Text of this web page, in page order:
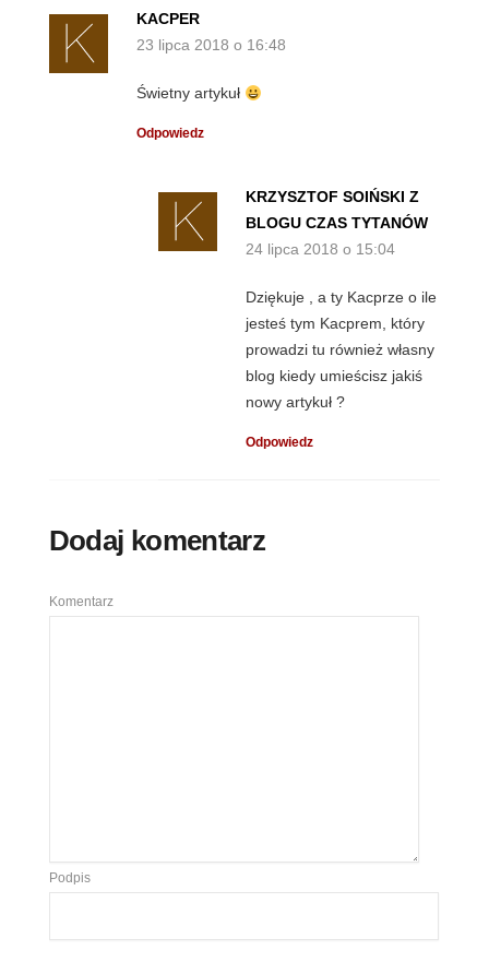
KACPER
23 lipca 2018 o 16:48
Świetny artykuł
Odpowiedz
KRZYSZTOF SOIŃSKI Z
BLOGU CZAS TYTANÓW
24 lipca 2018 o 15:04
Dziękuje , a ty Kacprze o ile
jesteś tym Kacprem, który
prowadzi tu również własny
blog kiedy umieścisz jakiś
nowy artykuł ?
Odpowiedz
Dodaj komentarz
Komentarz
Podpis